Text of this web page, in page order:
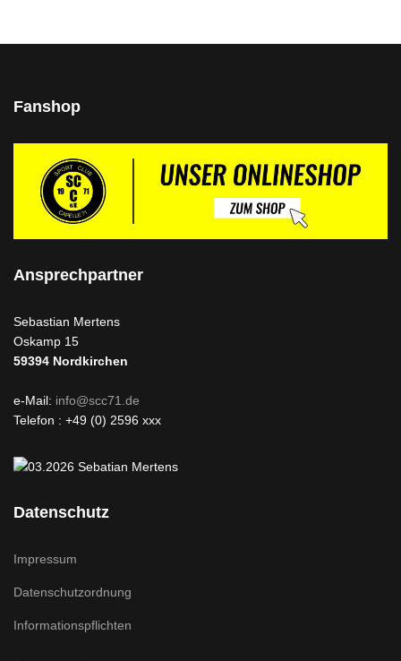
Fanshop
Ansprechpartner
Sebastian Mertens
Oskamp 15
59394 Nordkirchen
e-Mail: info@scc71.de
Telefon : +49 (0) 2596 xxx
Datenschutz
Impressum
Datenschutzordnung
Informationspflichten